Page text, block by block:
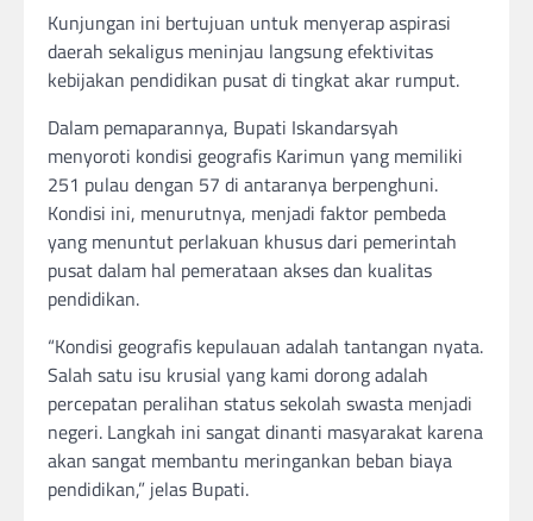
Kunjungan ini bertujuan untuk menyerap aspirasi
daerah sekaligus meninjau langsung efektivitas
kebijakan pendidikan pusat di tingkat akar rumput.
Dalam pemaparannya, Bupati Iskandarsyah
menyoroti kondisi geografis Karimun yang memiliki
251 pulau dengan 57 di antaranya berpenghuni.
Kondisi ini, menurutnya, menjadi faktor pembeda
yang menuntut perlakuan khusus dari pemerintah
pusat dalam hal pemerataan akses dan kualitas
pendidikan.
“Kondisi geografis kepulauan adalah tantangan nyata.
Salah satu isu krusial yang kami dorong adalah
percepatan peralihan status sekolah swasta menjadi
negeri. Langkah ini sangat dinanti masyarakat karena
akan sangat membantu meringankan beban biaya
pendidikan,” jelas Bupati.